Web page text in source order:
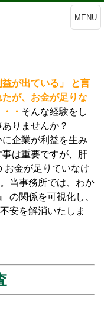
MENU
益が出ている」 と言
たが、お金が足りな
・ そんな経験をし
ありませんか？
に企業が利益を生み
事は重要ですが、肝
お金が足りていなけ
当事務所では、わか
の関係を可視化し、
安を解消いたしま